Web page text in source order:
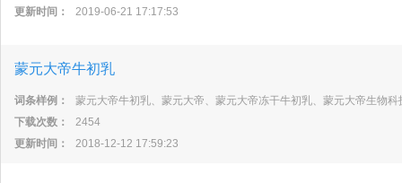
更新时间：
2019-06-21 17:17:53
蒙元大帝牛初乳
词条样例：
蒙元大帝牛初乳、蒙元大帝、蒙元大帝冻干牛初乳、蒙元大帝生物
下载次数：
2454
更新时间：
2018-12-12 17:59:23